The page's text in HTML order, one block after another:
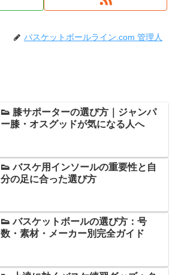
バスケットボールライン.com 管理人
👟 膝サポーターの選び方｜ジャンパ
ー膝・オスグッドが気になる人へ
👟 バスケ用インソールの重要性と自
分の足に合った選び方
👟 バスケットボールの選び方：号
数・素材・メーカー別完全ガイド